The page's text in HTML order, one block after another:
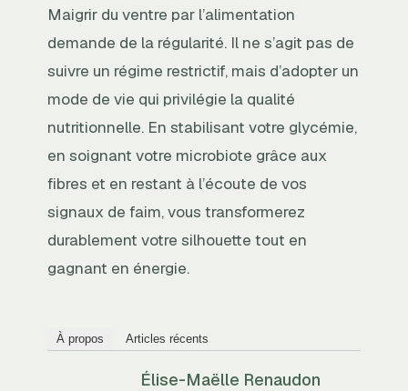
Maigrir du ventre par l’alimentation
demande de la régularité. Il ne s’agit pas de
suivre un régime restrictif, mais d’adopter un
mode de vie qui privilégie la qualité
nutritionnelle. En stabilisant votre glycémie,
en soignant votre microbiote grâce aux
fibres et en restant à l’écoute de vos
signaux de faim, vous transformerez
durablement votre silhouette tout en
gagnant en énergie.
À propos Articles récents
Élise-Maëlle Renaudon